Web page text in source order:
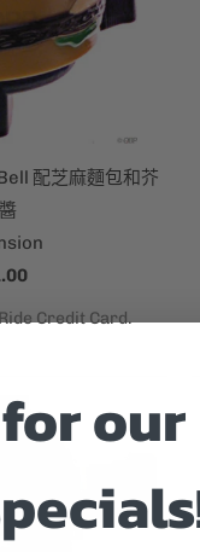
配芝麻麵包和芥
our